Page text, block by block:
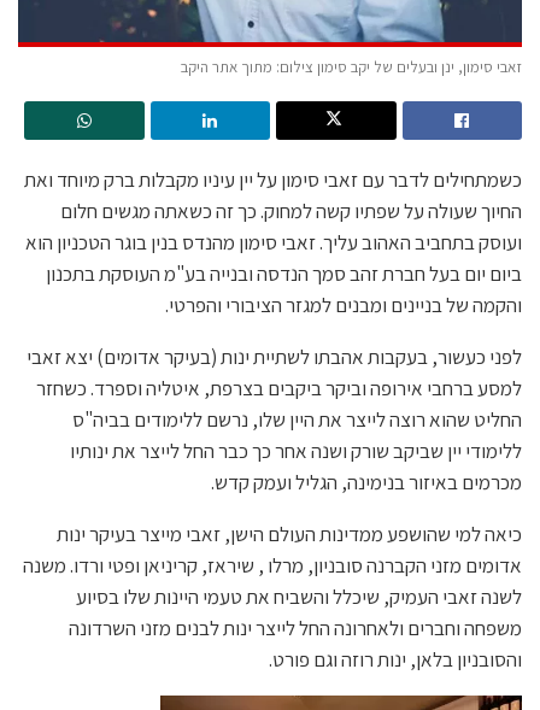
זאבי סימון, ינן ובעלים של יקב סימון צילום: מתוך אתר היקב
כשמתחילים לדבר עם זאבי סימון על יין עיניו מקבלות ברק מיוחד ואת
החיוך שעולה על שפתיו קשה למחוק. כך זה כשאתה מגשים חלום
ועוסק בתחביב האהוב עליך. זאבי סימון מהנדס בנין בוגר הטכניון הוא
ביום יום בעל חברת זהב סמך הנדסה ובנייה בע"מ העוסקת בתכנון
והקמה של בניינים ומבנים למגזר הציבורי והפרטי.
לפני כעשור, בעקבות אהבתו לשתיית ינות (בעיקר אדומים) יצא זאבי
למסע ברחבי אירופה וביקר ביקבים בצרפת, איטליה וספרד. כשחזר
החליט שהוא רוצה לייצר את היין שלו, נרשם ללימודים בביה"ס
ללימודי יין שביקב שורק ושנה אחר כך כבר החל לייצר את ינותיו
מכרמים באיזור בנימינה, הגליל ועמק קדש.
כיאה למי שהושפע ממדינות העולם הישן, זאבי מייצר בעיקר ינות
אדומים מזני הקברנה סובניון, מרלו , שיראז, קריניאן ופטי ורדו. משנה
לשנה זאבי העמיק, שיכלל והשביח את טעמי היינות שלו בסיוע
משפחה וחברים ולאחרונה החל לייצר ינות לבנים מזני השרדונה
והסובניון בלאן, ינות רוזה וגם פורט.